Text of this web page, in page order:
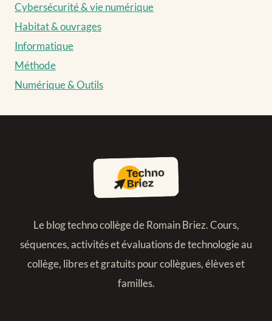
Cybersécurité & vie numérique
Habitat & ouvrages
Informatique
Méthode
Numérique & Outils
Le blog techno collège de Romain Briez. Cours,
séquences, activités et évaluations de technologie au
collège, libres et gratuits pour collègues, élèves et
familles.